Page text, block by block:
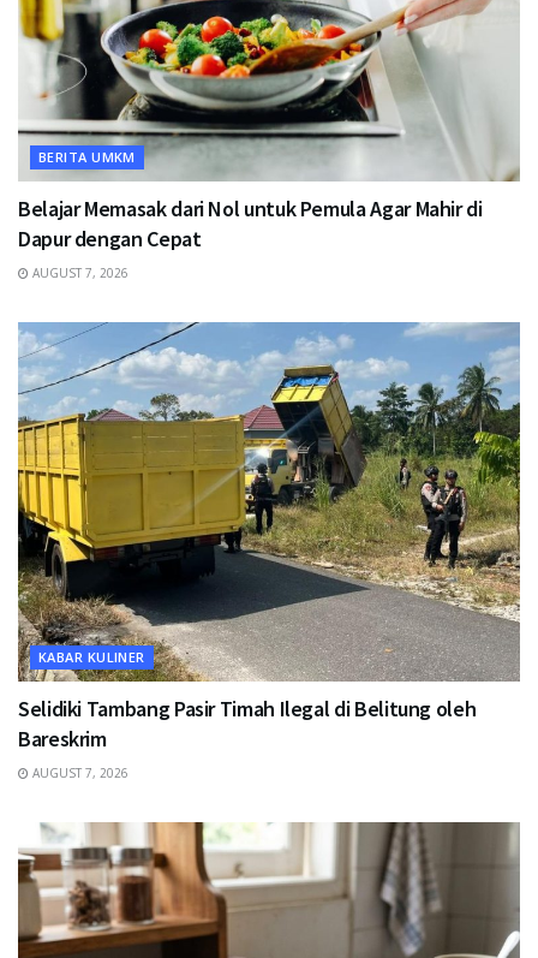
BERITA UMKM
Belajar Memasak dari Nol untuk Pemula Agar Mahir di
Dapur dengan Cepat
AUGUST 7, 2026
KABAR KULINER
Selidiki Tambang Pasir Timah Ilegal di Belitung oleh
Bareskrim
AUGUST 7, 2026